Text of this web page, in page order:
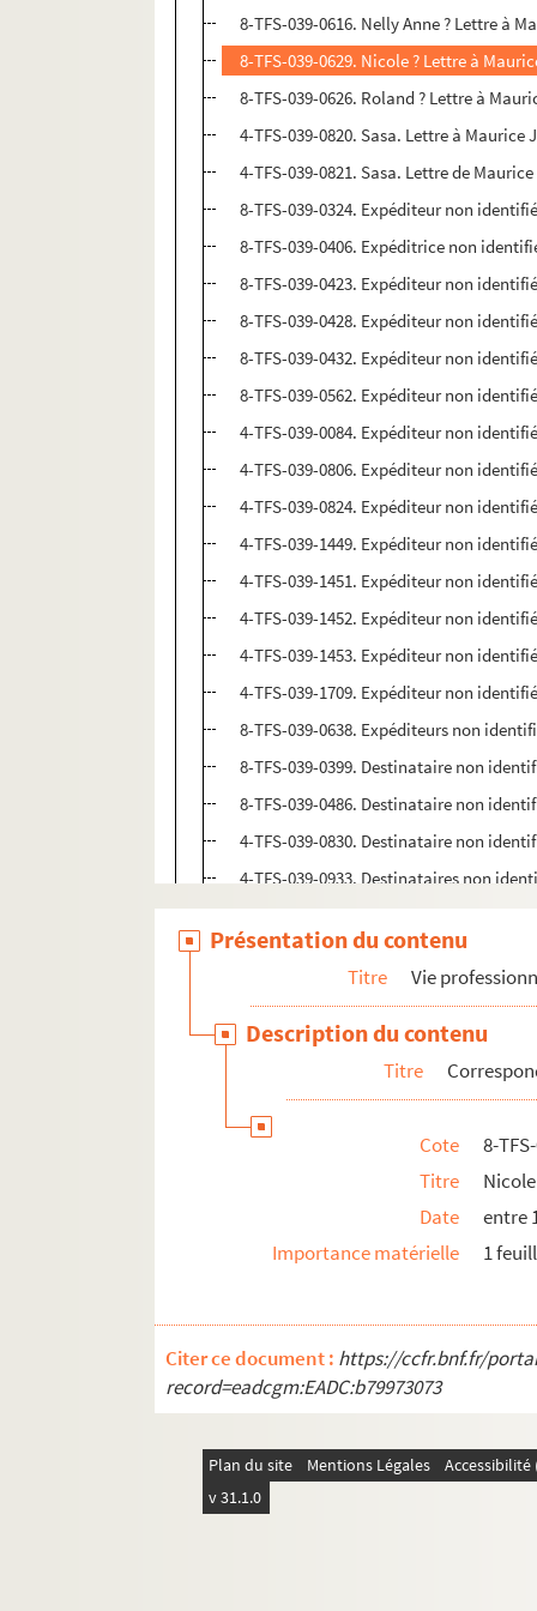
8-TFS-039-0616. Nelly Anne ? Lettre à
8-TFS-039-0629. Nicole ? Lettre à
8-TFS-039-0626. Roland ? Lettre à
4-TFS-039-0820. Sasa. Lettre à Maurice
4-TFS-039-0821. Sasa. Lettre de
8-TFS-039-0324. Expéditeur non
8-TFS-039-0406. Expéditrice non
8-TFS-039-0423. Expéditeur non
8-TFS-039-0428. Expéditeur non
8-TFS-039-0432. Expéditeur non
8-TFS-039-0562. Expéditeur non
4-TFS-039-0084. Expéditeur non
4-TFS-039-0806. Expéditeur non
4-TFS-039-0824. Expéditeur non
4-TFS-039-1449. Expéditeur non
4-TFS-039-1451. Expéditeur non
4-TFS-039-1452. Expéditeur non
4-TFS-039-1453. Expéditeur non
4-TFS-039-1709. Expéditeur non
8-TFS-039-0638. Expéditeurs non
8-TFS-039-0399. Destinataire non
8-TFS-039-0486. Destinataire non
4-TFS-039-0830. Destinataire non
4-TFS-039-0933. Destinataires non
4-TFS-039-1174. Destinataire non
Vie personnelle
Présentation du contenu
Titre Vie
Description du contenu
Titre
Cote
8-
Titre
Date
entre
Importance matérielle
1
Citer ce document : https://ccfr.bnf.fr/
record=eadcgm:EADC:b79973073
Plan du site Mentions Légales
v 31.1.0